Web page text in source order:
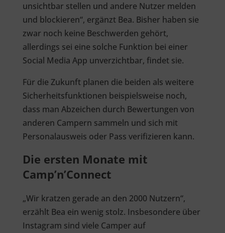
unsichtbar stellen und andere Nutzer melden
und blockieren“, ergänzt Bea. Bisher haben sie
zwar noch keine Beschwerden gehört,
allerdings sei eine solche Funktion bei einer
Social Media App unverzichtbar, findet sie.
Für die Zukunft planen die beiden als weitere
Sicherheitsfunktionen beispielsweise noch,
dass man Abzeichen durch Bewertungen von
anderen Campern sammeln und sich mit
Personalausweis oder Pass verifizieren kann.
Die ersten Monate mit
Camp’n’Connect
„Wir kratzen gerade an den 2000 Nutzern“,
erzählt Bea ein wenig stolz. Insbesondere über
Instagram sind viele Camper auf